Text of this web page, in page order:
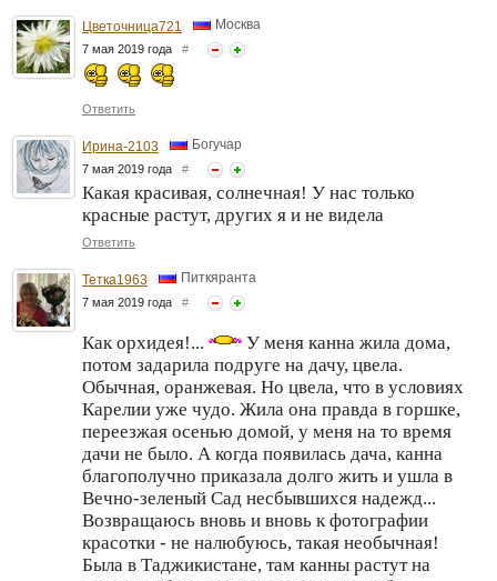
Цветочница721 Москва
7 мая 2019 года #
Ответить
Ирина-2103 Богучар
7 мая 2019 года #
Какая красивая, солнечная! У нас только
красные растут, других я и не видела
Ответить
Тетка1963 Питкяранта
7 мая 2019 года #
Как орхидея!...
У меня канна жила дома,
потом задарила подруге на дачу, цвела.
Обычная, оранжевая. Но цвела, что в условиях
Карелии уже чудо. Жила она правда в горшке,
переезжая осенью домой, у меня на то время
дачи не было. А когда появилась дача, канна
благополучно приказала долго жить и ушла в
Вечно-зеленый Сад несбывшихся надежд...
Возвращаюсь вновь и вновь к фотографии
красотки - не налюбуюсь, такая необычная!
Была в Таджикистане, там канны растут на